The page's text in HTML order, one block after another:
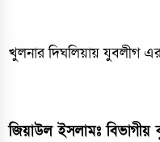
খুলনার দিঘলিয়ায় যুবলীগ এর
জিয়াউল ইসলামঃ বিভাগীয়